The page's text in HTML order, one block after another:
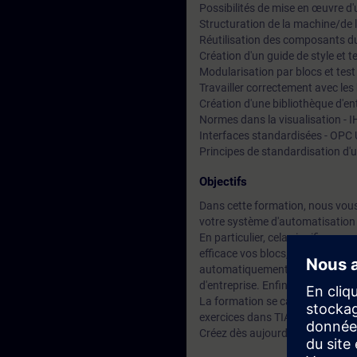
Possibilités de mise en œuvre
Structuration de la machine/de
Réutilisation des composants
Création d'un guide de style et
Modularisation par blocs et
Travailler correctement avec
Création d'une bibliothèque
Normes dans la visualisation -
Interfaces standardisées - OPC
Principes de standardisation
Objectifs
Dans cette formation, nous
votre système
En particulier, cela signifie que
efficace vos blocs, templates et
automatiquement. Nous
d'entreprise. Enfin, vous vous
La formation se caractérise
exercices dans TIA Portal.
Créez dès aujourd'hui les